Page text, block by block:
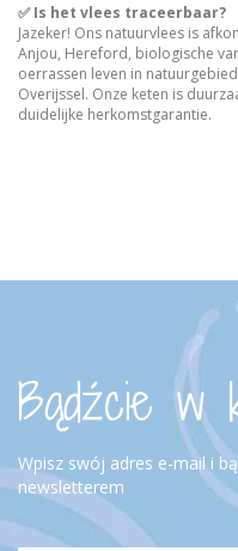
✅ Is het vlees traceerbaar?
Jazeker! Ons natuurvlees is
Anjou, Hereford, biologische
oerrassen leven in
Overijssel. Onze keten is
duidelijke herkomstgarantie.
Bądźcie w
Wpisz swój adres e-mail i
newsletterem